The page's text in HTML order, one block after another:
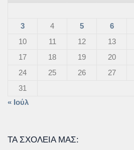
3
4 5 6
10
11 12 13
17
18 19 20
24
25 26 27
31
« Ιούλ
ΤΑ ΣΧΟΛΕΊΑ ΜΑΣ: